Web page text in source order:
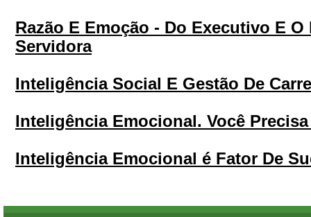
Razão E Emoção - Do Executivo E
Servidora
Inteligência Social E Gestão De
Inteligência Emocional. Você Precisa
Inteligência Emocional é Fator De